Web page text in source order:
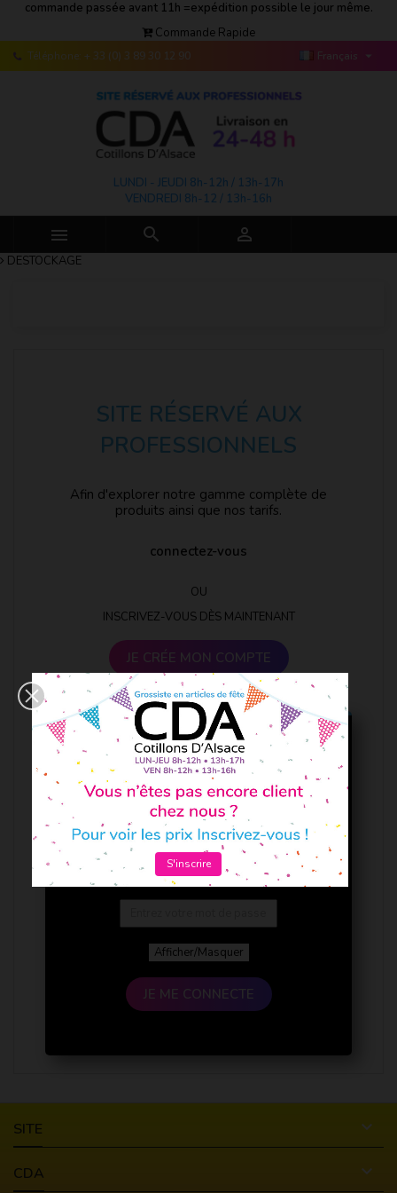
commande passée avant 11h =expédition possible le jour même.
Commande Rapide
Téléphone: + 33 (0) 3 89 30 12 90 Français 
LUNDI - JEUDI 8h-12h / 13h-17h
VENDREDI 8h-12 / 13h-16h
  
DESTOCKAGE
SITE RÉSERVÉ AUX
PROFESSIONNELS
Afin d'explorer notre gamme complète de
produits ainsi que nos tarifs.
connectez-vous
OU
INSCRIVEZ-VOUS DÈS MAINTENANT
JE CRÉE MON COMPTE
Afficher/Masquer
JE ME CONNECTE
SITE 
CDA 
S'inscrire